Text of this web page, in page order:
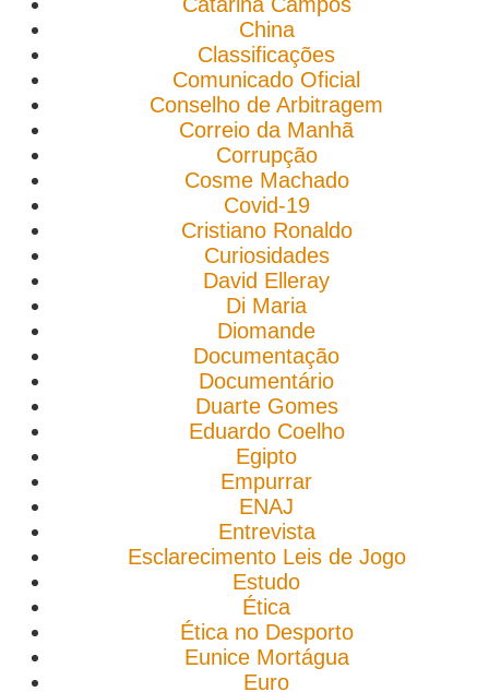
China
Classificações
Comunicado Oficial
Conselho de Arbitragem
Correio da Manhã
Corrupção
Cosme Machado
Covid-19
Cristiano Ronaldo
Curiosidades
David Elleray
Di Maria
Diomande
Documentação
Documentário
Duarte Gomes
Eduardo Coelho
Egipto
Empurrar
ENAJ
Entrevista
Esclarecimento Leis de Jogo
Estudo
Ética
Ética no Desporto
Eunice Mortágua
Euro